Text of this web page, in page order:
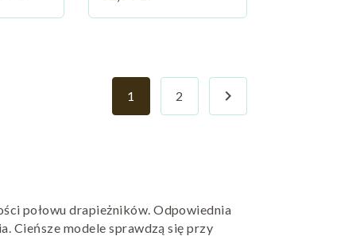
1 2
Następny

połowu drapieżników. Odpowiednia
Cieńsze modele sprawdzą się przy